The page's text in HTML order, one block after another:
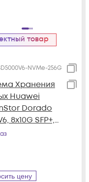
товар
NVMe-256G
Хранения
Huawei
Dorado
8x10G SFP+,
RDMA
цену